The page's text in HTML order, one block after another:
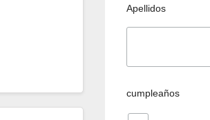
Apellidos
cumpleaños